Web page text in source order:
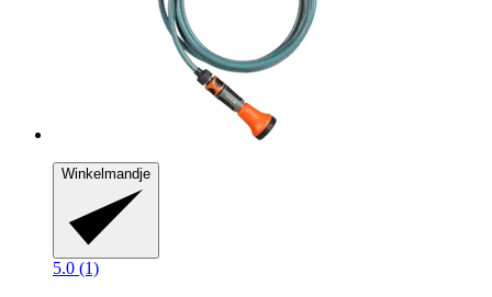
Winkelmandje
5.0 (1)